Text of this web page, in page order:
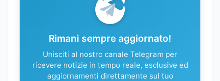
Rimani sempre aggiornato!
Unisciti al nostro canale Telegram per
ricevere notizie in tempo reale, esclusive ed
aggiornamenti direttamente sul tuo